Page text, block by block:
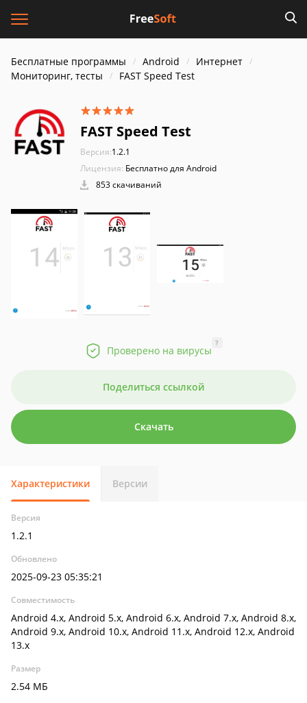
Бесплатные программы Android
Интернет
Мониторинг, тесты
FAST Speed Test
FAST Speed Test
Версия:1.2.1
Лицензия: Бесплатно для Android
853 скачиваний
Проверено на вирусы
?
Поделиться ссылкой
Скачать
Характеристики Версии
Версия
1.2.1
Обновлено
2025-09-23 05:35:21
Совместимость
Android 4.x, Android 5.x, Android 6.x, Android 7.x, Android 8.x,
Android 9.x, Android 10.x, Android 11.x, Android 12.x, Android
13.x
Размер
2.54 МБ